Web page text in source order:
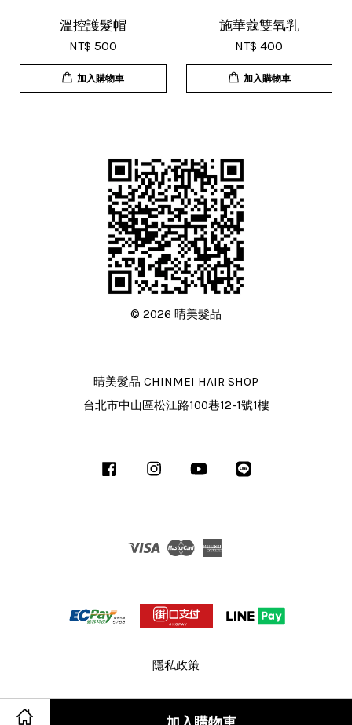
溫控護髮帽
NT$ 500
加入購物車
施華蔻雙氧乳
NT$ 400
加入購物車
© 2026 晴美髮品
晴美髮品 CHINMEI HAIR SHOP
台北市中山區松江路100巷12-1號1樓
Facebook InstagramYouTube
Visa Master
隱私政策